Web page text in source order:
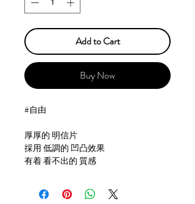
Add to Cart
Buy Now
#自由
厚厚的 明信片
採用 低調的 凹凸效果
有着 看不出的 質感